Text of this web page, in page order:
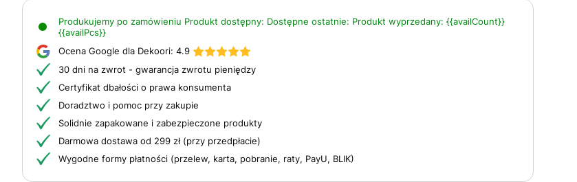
Produkujemy po zamówieniu Produkt dostępny: Dostępne ostatnie: Produkt wyprzedany: {{availCount}}
{{availPcs}}
Ocena Google dla Dekoori: 4.9
30 dni na zwrot - gwarancja zwrotu pieniędzy
Certyfikat dbałości o prawa konsumenta
Doradztwo i pomoc przy zakupie
Solidnie zapakowane i zabezpieczone produkty
Darmowa dostawa od 299 zł (przy przedpłacie)
Wygodne formy płatności (przelew, karta, pobranie, raty, PayU, BLIK)